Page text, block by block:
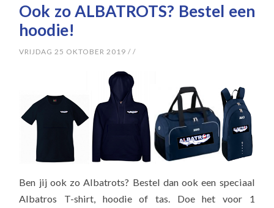
Ook zo ALBATROTS? Bestel een
hoodie!
VRIJDAG 25 OKTOBER 2019 //
Ben jij ook zo Albatrots? Bestel dan ook een speciaal
Albatros T-shirt, hoodie of tas. Doe het voor 1